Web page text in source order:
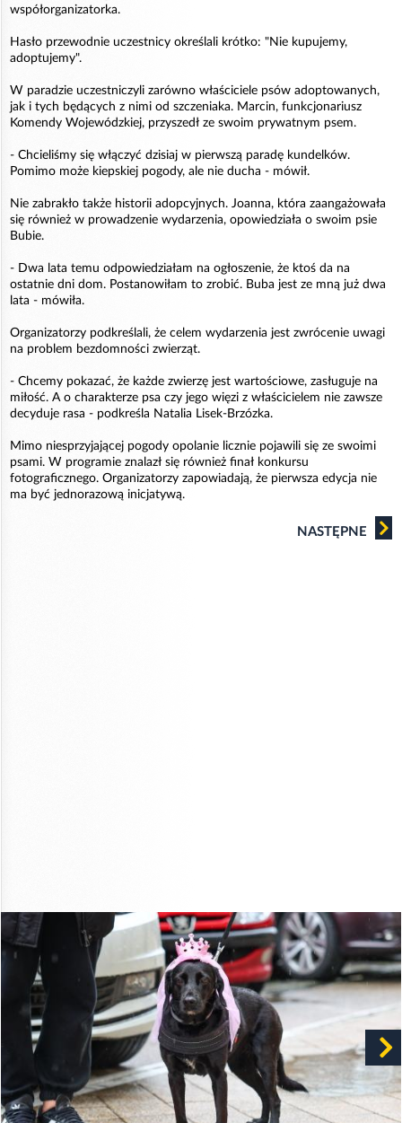
współorganizatorka.
Hasło przewodnie uczestnicy określali krótko: "Nie kupujemy,
adoptujemy".
W paradzie uczestniczyli zarówno właściciele psów adoptowanych,
jak i tych będących z nimi od szczeniaka. Marcin, funkcjonariusz
Komendy Wojewódzkiej, przyszedł ze swoim prywatnym psem.
- Chcieliśmy się włączyć dzisiaj w pierwszą paradę kundelków.
Pomimo może kiepskiej pogody, ale nie ducha - mówił.
Nie zabrakło także historii adopcyjnych. Joanna, która zaangażowała
się również w prowadzenie wydarzenia, opowiedziała o swoim psie
Bubie.
- Dwa lata temu odpowiedziałam na ogłoszenie, że ktoś da na
ostatnie dni dom. Postanowiłam to zrobić. Buba jest ze mną już dwa
lata - mówiła.
Organizatorzy podkreślali, że celem wydarzenia jest zwrócenie uwagi
na problem bezdomności zwierząt.
- Chcemy pokazać, że każde zwierzę jest wartościowe, zasługuje na
miłość. A o charakterze psa czy jego więzi z właścicielem nie zawsze
decyduje rasa - podkreśla Natalia Lisek-Brzózka.
Mimo niesprzyjającej pogody opolanie licznie pojawili się ze swoimi
psami. W programie znalazł się również finał konkursu
fotograficznego. Organizatorzy zapowiadają, że pierwsza edycja nie
ma być jednorazową inicjatywą.
NASTĘPNE